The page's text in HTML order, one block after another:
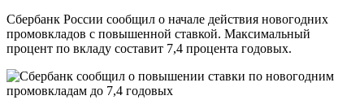
Сбербанк России сообщил о начале действия новогодних
промовкладов с повышенной ставкой. Максимальный
процент по вкладу составит 7,4 процента годовых.